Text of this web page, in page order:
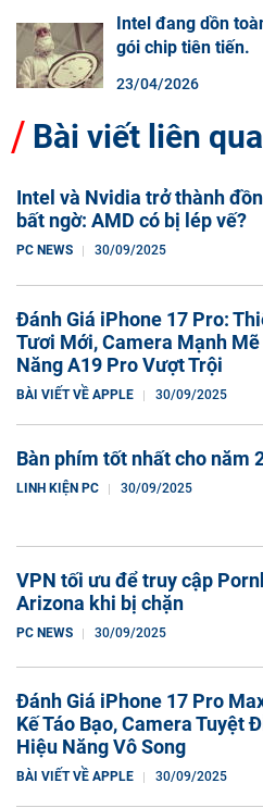
Intel đang dồn
gói chip tiên tiến.
23/04/2026
Bài viết liên
Intel và Nvidia trở thành
bất ngờ: AMD có bị lép vế?
PC NEWS 30/09/2025
Đánh Giá iPhone 17 Pro:
Tươi Mới, Camera Mạnh
Năng A19 Pro Vượt Trội
BÀI VIẾT VỀ APPLE 30/09/2025
Bàn phím tốt nhất cho năm
LINH KIỆN PC 30/09/2025
VPN tối ưu để truy cập
Arizona khi bị chặn
PC NEWS 30/09/2025
Đánh Giá iPhone 17 Pro
Kế Táo Bạo, Camera Tuyệt
Hiệu Năng Vô Song
BÀI VIẾT VỀ APPLE 30/09/2025